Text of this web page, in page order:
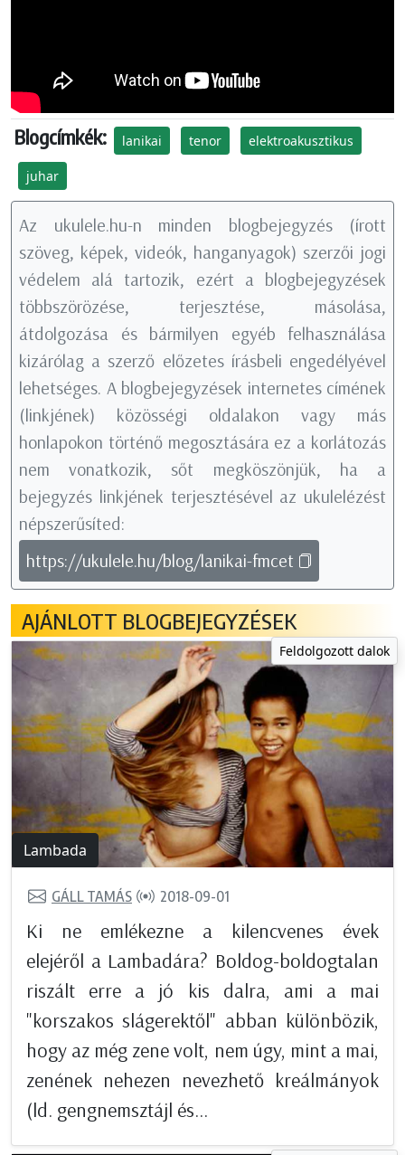
Blogcímkék: lanikai tenor elektroakusztikus
juhar
Az ukulele.hu-n minden blogbejegyzés (írott
szöveg, képek, videók, hanganyagok) szerzői jogi
védelem alá tartozik, ezért a blogbejegyzések
többszörözése, terjesztése, másolása,
átdolgozása és bármilyen egyéb felhasználása
kizárólag a szerző előzetes írásbeli engedélyével
lehetséges. A blogbejegyzések internetes címének
(linkjének) közösségi oldalakon vagy más
honlapokon történő megosztására ez a korlátozás
nem vonatkozik, sőt megköszönjük, ha a
bejegyzés linkjének terjesztésével az ukulelézést
népszerűsíted:
https://ukulele.hu/blog/lanikai-fmcet
AJÁNLOTT BLOGBEJEGYZÉSEK
Feldolgozott dalok
Lambada
GÁLL TAMÁS 2018-09-01
Ki ne emlékezne a kilencvenes évek
elejéről a Lambadára? Boldog-boldogtalan
riszált erre a jó kis dalra, ami a mai
"korszakos slágerektől" abban különbözik,
hogy az még zene volt, nem úgy, mint a mai,
zenének nehezen nevezhető kreálmányok
(ld. gengnemsztájl és...